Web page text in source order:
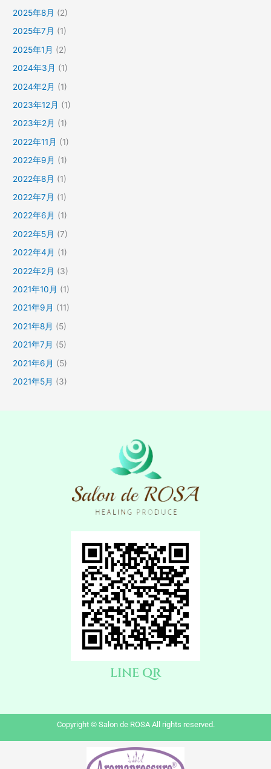
2025年8月 (2)
2025年7月 (1)
2025年1月 (2)
2024年3月 (1)
2024年2月 (1)
2023年12月 (1)
2023年2月 (1)
2022年11月 (1)
2022年9月 (1)
2022年8月 (1)
2022年7月 (1)
2022年6月 (1)
2022年5月 (7)
2022年4月 (1)
2022年2月 (3)
2021年10月 (1)
2021年9月 (11)
2021年8月 (5)
2021年7月 (5)
2021年6月 (5)
2021年5月 (3)
LINE QR
Copyright © Salon de ROSA All rights reserved.